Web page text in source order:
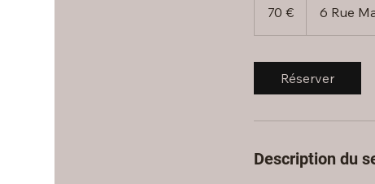
70 € 6 Rue
Réserver
Description du